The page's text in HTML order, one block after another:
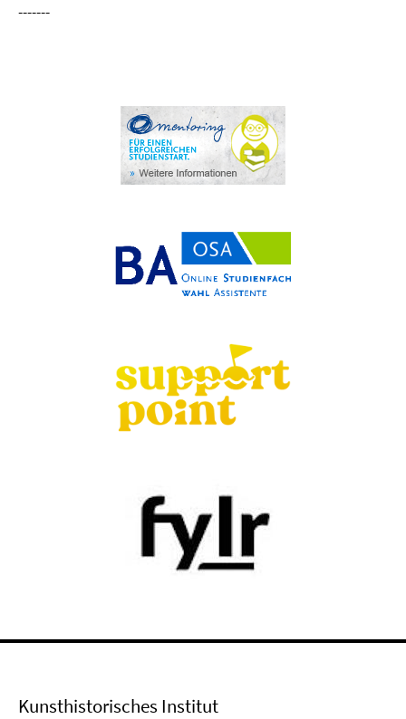
-------
Kunsthistorisches Institut